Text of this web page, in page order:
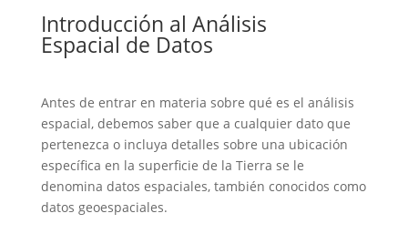
Introducción al Análisis
Espacial de Datos
Antes de entrar en materia sobre qué es el análisis
espacial, debemos saber que a cualquier dato que
pertenezca o incluya detalles sobre una ubicación
específica en la superficie de la Tierra se le
denomina datos espaciales, también conocidos como
datos geoespaciales.